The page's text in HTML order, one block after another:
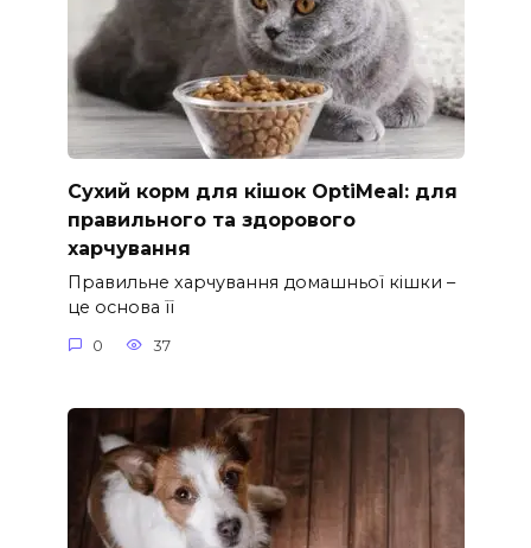
Сухий корм для кішок OptiMeal: для
правильного та здорового
харчування
Правильне харчування домашньої кішки –
це основа її
0 37